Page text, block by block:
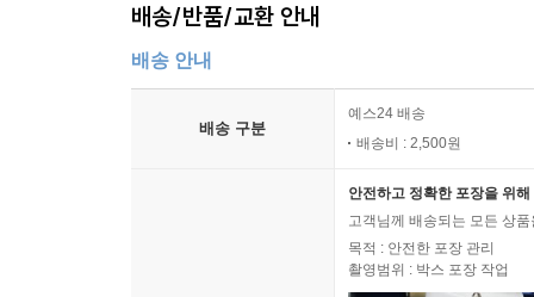
배송/반품/교환 안내
배송 안내
배송 구분
예스24 배송
배송비 : 2,500원
안전하고 정확한 포장을 위
고객님께 배송되는 모든 상
목적 : 안전한 포장 관리
촬영범위 : 박스 포장 작업